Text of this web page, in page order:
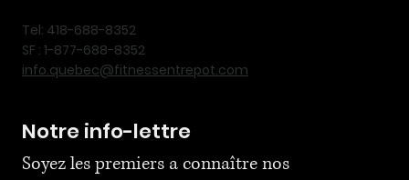
Tel: 418-688-8352
SF : 1-877-688-8352
info.quebec@fitnessentrepot.com
Notre info-lettre
Soyez les premiers a connaître nos